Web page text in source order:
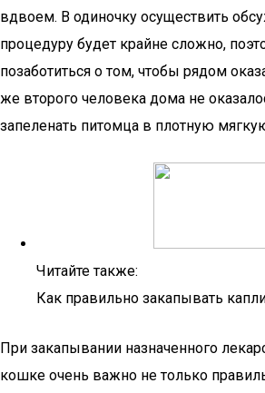
вдвоем. В одиночку осуществить
процедуру будет крайне сложно,
позаботиться о том, чтобы рядом
же второго человека дома не
запеленать питомца в плотную
Читайте также:
Как правильно закапывать
При закапывании назначенного
кошке очень важно не только